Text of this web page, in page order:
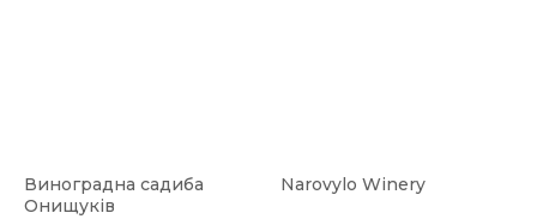
Виноградна садиба
Онищуків
Narovylo Winery